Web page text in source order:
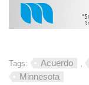
Tags: Acuerdo
Minnesota